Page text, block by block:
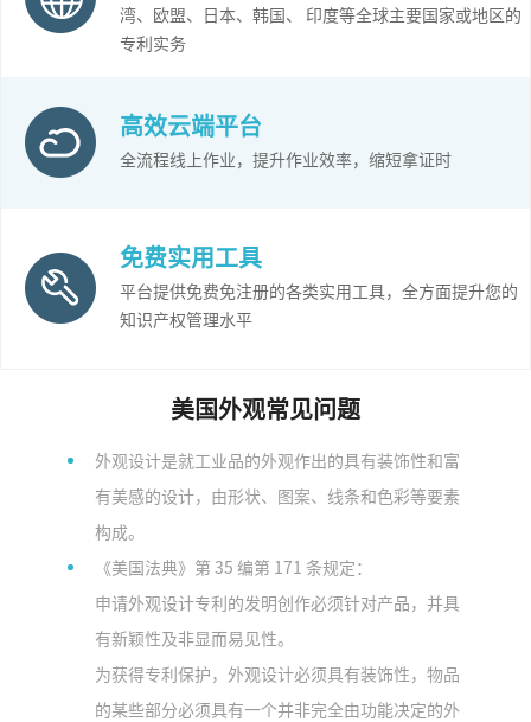
湾、欧盟、日本、韩国、 印度等全球主要国家或地区的
专利实务
高效云端平台
全流程线上作业，提升作业效率，缩短拿证时
免费实用工具
平台提供免费免注册的各类实用工具，全方面提升您的
知识产权管理水平
美国外观常见问题
外观设计是就工业品的外观作出的具有装饰性和富
有美感的设计，由形状、图案、线条和色彩等要素
构成。
《美国法典》第 35 编第 171 条规定：
申请外观设计专利的发明创作必须针对产品，并具
有新颖性及非显而易见性。
为获得专利保护，外观设计必须具有装饰性，物品
的某些部分必须具有一个并非完全由功能决定的外